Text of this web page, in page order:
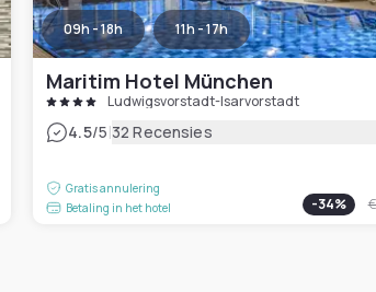
09h - 18h 11h - 17h
Maritim Hotel München
Ludwigsvorstadt-Isarvorstadt
4.5/5|32 Recensies
Gratis annulering
Betaling in het hotel
-34%